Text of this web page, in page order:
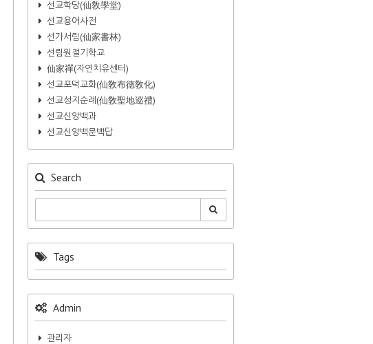
선교학당(仙敎學堂)
선교용어사전
선가서림(仙家書林)
선림원절기학교
仙家禪(자연치유센터)
선교포덕교화(仙敎布德敎化)
선교성지순례(仙敎聖地巡禮)
선교신앙백과
선교신앙백문백답
Search
Tags
Admin
관리자